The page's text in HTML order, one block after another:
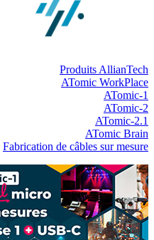
Produits AllianTech
ATomic WorkPlace
ATomic-1
ATomic-2
ATomic-2.1
ATomic Brain
Fabrication de câbles sur mesure